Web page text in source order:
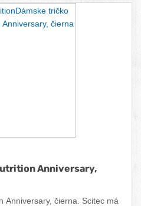
Anniversary,
Anniversary, čierna. Scitec má